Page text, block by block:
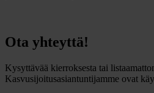
Ota yhteyttä!
Kysyttävää kierroksesta tai
Kasvusijoitusasiantuntijamme ovat